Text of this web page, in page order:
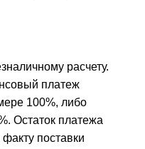
расчету.
платеж
100%, либо
Остаток платежа
поставки